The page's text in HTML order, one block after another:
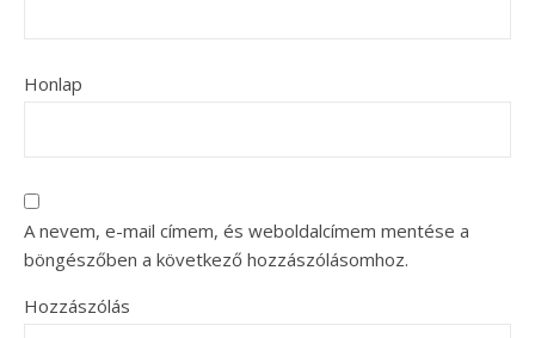
Honlap
A nevem, e-mail címem, és weboldalcímem mentése a
böngészőben a következő hozzászólásomhoz.
Hozzászólás